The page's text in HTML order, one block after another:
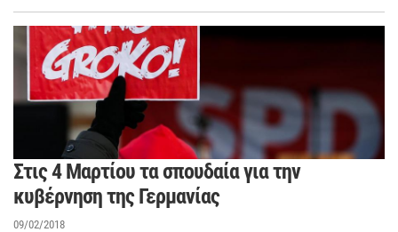
Στις 4 Μαρτίου τα σπουδαία για την
κυβέρνηση της Γερμανίας
09/02/2018